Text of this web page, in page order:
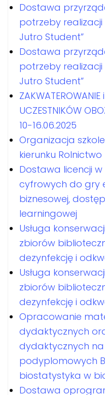
Dostawa
potrzeby realizacji
Jutro Student”
Dostawa
potrzeby realizacji
Jutro Student”
ZAKWATEROWANIE
UCZESTNIKÓW
10-16.06.2025
Organizacja
kierunku Rolnictwo
Dostawa licencji
cyfrowych do gry
biznesowej,
learningowej
Usługa
zbiorów
dezynfekcję i
Usługa
zbiorów
dezynfekcję i
Opracowanie
dydaktycznych
dydaktycznych
podyplomowych
biostatystyka w
Dostawa